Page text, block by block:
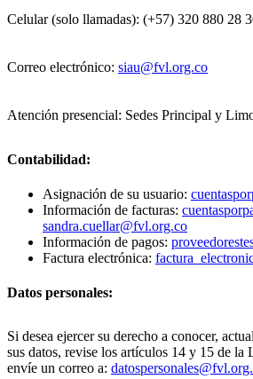
Celular (solo llamadas): (+57) 320 880 28
Correo electrónico: siau@fvl.org.co
Atención presencial: Sedes Principal y
Contabilidad:
Asignación de su usuario:
Información de facturas:
sandra.cuellar@fvl.org.co
Información de pagos:
Factura electrónica:
Datos personales:
Si desea ejercer su derecho a conocer,
sus datos, revise los artículos 14 y 15 de la
envíe un correo a: